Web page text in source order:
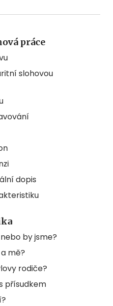
práce
slohovou
dopis
by jsme?
mě?
rodiče?
přísudkem